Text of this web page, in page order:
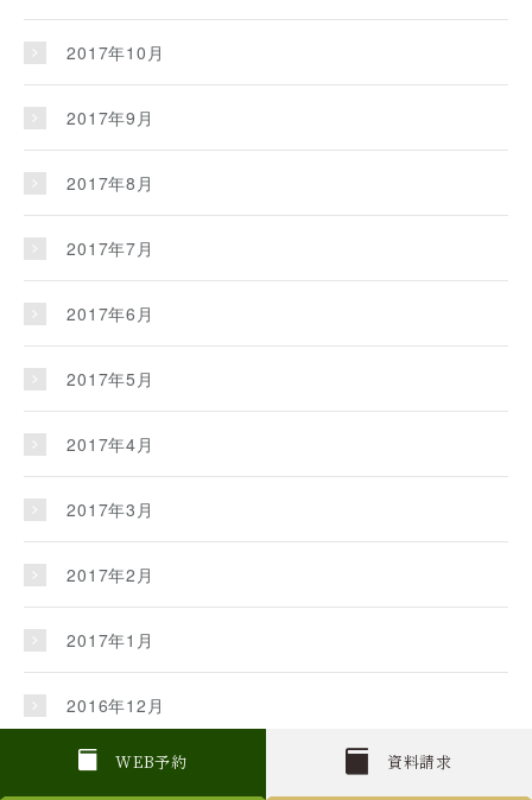
W EB予約 資料請求
2017年10月
2017年9月
2017年8月
2017年7月
2017年6月
2017年5月
2017年4月
2017年3月
2017年2月
2017年1月
2016年12月
2016年11月